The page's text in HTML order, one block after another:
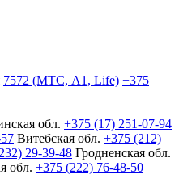
7572 (МТС, A1, Life) +375
обл. +375 (17) 251-07-94
Витебская обл. +375 (212)
29-39-48 Гродненская обл.
обл. +375 (222) 76-48-50